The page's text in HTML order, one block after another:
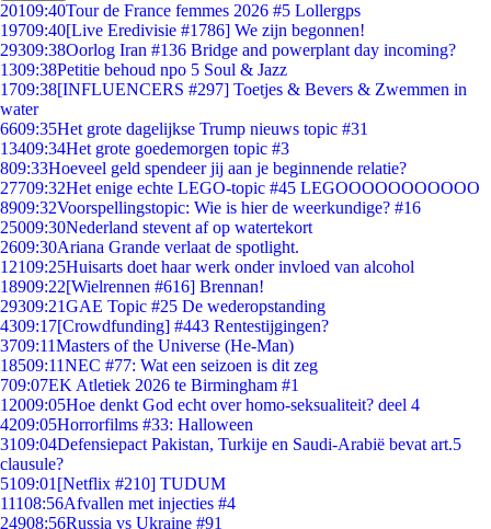
20109:40Tour de France femmes 2026 #5 Lollergps
19709:40[Live Eredivisie #1786] We zijn begonnen!
29309:38Oorlog Iran #136 Bridge and powerplant day incoming?
1309:38Petitie behoud npo 5 Soul & Jazz
1709:38[INFLUENCERS #297] Toetjes & Bevers & Zwemmen in
water
6609:35Het grote dagelijkse Trump nieuws topic #31
13409:34Het grote goedemorgen topic #3
809:33Hoeveel geld spendeer jij aan je beginnende relatie?
27709:32Het enige echte LEGO-topic #45 LEGOOOOOOOOOOO
8909:32Voorspellingstopic: Wie is hier de weerkundige? #16
25009:30Nederland stevent af op watertekort
2609:30Ariana Grande verlaat de spotlight.
12109:25Huisarts doet haar werk onder invloed van alcohol
18909:22[Wielrennen #616] Brennan!
29309:21GAE Topic #25 De wederopstanding
4309:17[Crowdfunding] #443 Rentestijgingen?
3709:11Masters of the Universe (He-Man)
18509:11NEC #77: Wat een seizoen is dit zeg
709:07EK Atletiek 2026 te Birmingham #1
12009:05Hoe denkt God echt over homo-seksualiteit? deel 4
4209:05Horrorfilms #33: Halloween
3109:04Defensiepact Pakistan, Turkije en Saudi-Arabië bevat art.5
clausule?
5109:01 [Netflix #210] TUDUM
11108:56Afvallen met injecties #4
24908:56Russia vs Ukraine #91